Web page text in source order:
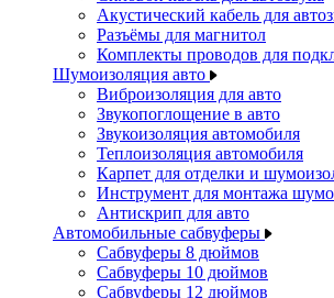
Акустический кабель для
Разъёмы для магнитол
Комплекты проводов для
Шумоизоляция авто
Виброизоляция для авто
Звукопоглощение в авто
Звукоизоляция автомобиля
Теплоизоляция автомобиля
Карпет для отделки и
Инструмент для монтажа
Антискрип для авто
Автомобильные сабвуферы
Сабвуферы 8 дюймов
Сабвуферы 10 дюймов
Сабвуферы 12 дюймов